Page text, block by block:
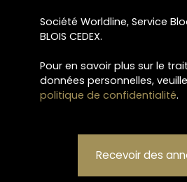
Société Worldline, Service
BLOIS CEDEX.
Pour en savoir plus sur le
données personnelles,
politique de confidentialité.
Recevoir des